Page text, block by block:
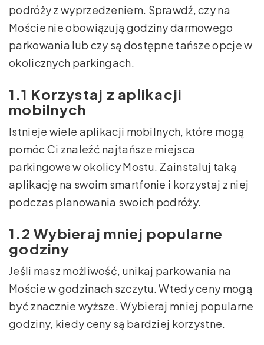
podróży z wyprzedzeniem. Sprawdź, czy na
Moście nie obowiązują godziny darmowego
parkowania lub czy są dostępne tańsze opcje w
okolicznych parkingach.
1.1 Korzystaj z aplikacji
mobilnych
Istnieje wiele aplikacji mobilnych, które mogą
pomóc Ci znaleźć najtańsze miejsca
parkingowe w okolicy Mostu. Zainstaluj taką
aplikację na swoim smartfonie i korzystaj z niej
podczas planowania swoich podróży.
1.2 Wybieraj mniej popularne
godziny
Jeśli masz możliwość, unikaj parkowania na
Moście w godzinach szczytu. Wtedy ceny mogą
być znacznie wyższe. Wybieraj mniej popularne
godziny, kiedy ceny są bardziej korzystne.